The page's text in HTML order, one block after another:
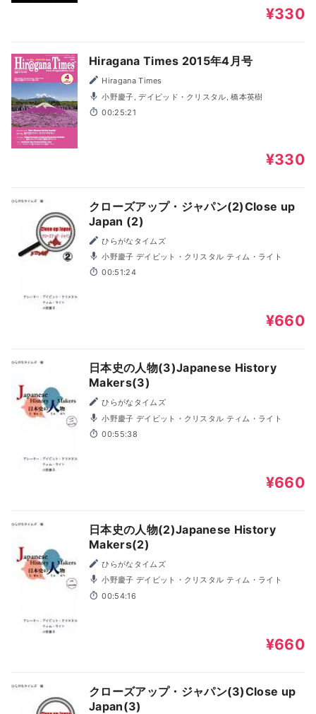
¥330
Hiragana Times 2015年4月号
Hiragana Times
小野慶子, デイビッド・クリスタル, 橋本英樹
00:25:21
¥330
クローズアップ・ジャパン(2)Close up
Japan (2)
ひらがなタイムズ
小野慶子 デイビット・クリスタル ティム・ライト
00:51:24
¥660
日本史の人物(3)Japanese History
Makers(3)
ひらがなタイムズ
小野慶子 デイビット・クリスタル ティム・ライト
00:55:38
¥660
日本史の人物(2)Japanese History
Makers(2)
ひらがなタイムズ
小野慶子 デイビット・クリスタル ティム・ライト
00:54:16
¥660
クローズアップ・ジャパン(3)Close up
Japan(3)